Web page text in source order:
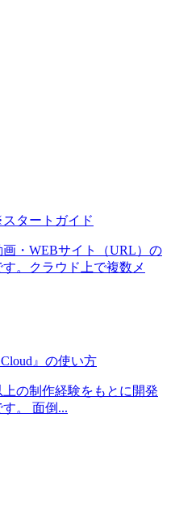
タートガイド
・WEBサイト（URL）の
。クラウド上で複数メ
』の使い方
上の制作経験をもとに開発
。 面倒...